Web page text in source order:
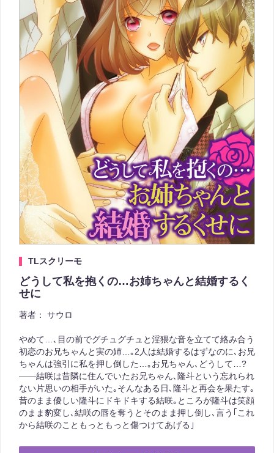
TLスクリーモ
どうして私を抱くの…お姉ちゃんと結婚するく
せに
著者： サウロ
やめて…､目の前でグチュグチュと淫猥な音を立てて絡み合う
初恋のお兄ちゃんと実の姉…｡2人は結婚するはずなのに､お兄
ちゃんは強引に私を押し倒した…｡お兄ちゃん､どうして…?
――結咲は昔隣に住んでいたお兄ちゃん､隆斗という忘れられ
ない片思いの相手がいた｡そんなある日､隆斗と再会を果たす｡
昔のまま優しい隆斗にドキドキする結咲｡ところが隆斗は笑顔
のまま豹変し､結咲の唇を奪うとそのまま押し倒し､言う｢これ
から結咲のこともっともっと傷つけてあげる｣